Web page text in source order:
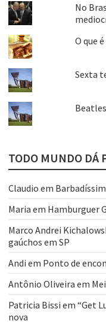
No
O que
Sexta
TODO MUNDO
Claudio em
Maria em Hamburguer
Marco Andrei
gaúchos em SP
Andi em Ponto de
Antônio Oliveira em
Patricia Bissi em “Get
nova